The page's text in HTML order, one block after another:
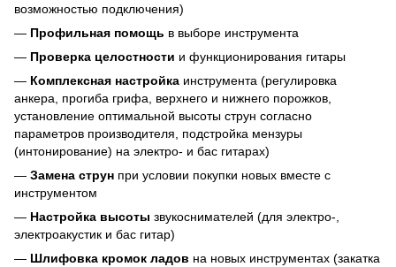
возможностью подключения)
— Профильная помощь в выборе инструмента
— Проверка целостности и функционирования гитары
— Комплексная настройка инструмента (регулировка
анкера, прогиба грифа, верхнего и нижнего порожков,
установление оптимальной высоты струн согласно
параметров производителя, подстройка мензуры
(интонирование) на электро- и бас гитарах)
— Замена струн при условии покупки новых вместе с
инструментом
— Настройка высоты звукоснимателей (для электро-,
электроакустик и бас гитар)
— Шлифовка кромок ладов на новых инструментах (закатка